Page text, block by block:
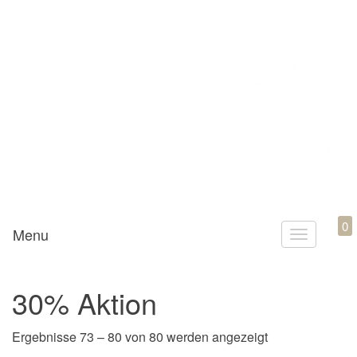
Mamili1910
T
Menu 0
30% Aktion
Ergebnisse 73 – 80 von 80 werden angezeigtNach Aktualität